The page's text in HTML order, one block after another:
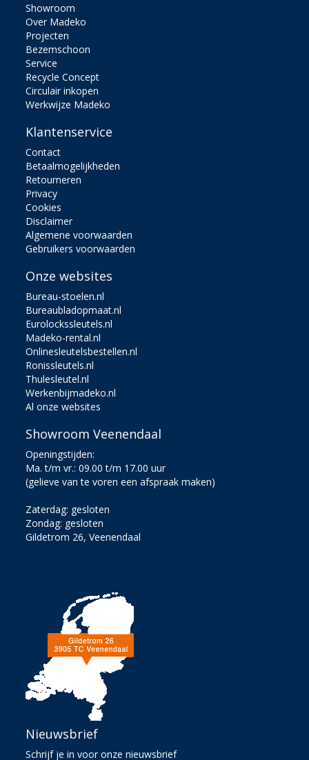
Showroom
Over Madeko
Projecten
Bezemschoon
Service
Recycle Concept
Circulair inkopen
Werkwijze Madeko
Klantenservice
Contact
Betaalmogelijkheden
Retourneren
Privacy
Cookies
Disclaimer
Algemene voorwaarden
Gebruikers voorwaarden
Onze websites
Bureau-stoelen.nl
Bureaubladopmaat.nl
Eurolockssleutels.nl
Madeko-rental.nl
Onlinesleutelsbestellen.nl
Ronissleutels.nl
Thulesleutel.nl
Werkenbijmadeko.nl
Al onze websites
Showroom Veenendaal
Openingstijden:
Ma. t/m vr.: 09.00 t/m 17.00 uur
(gelieve van te voren een afspraak maken)
Zaterdag: gesloten
Zondag: gesloten
Gildetrom 26, Veenendaal
Nieuwsbrief
Schrijf je in voor onze nieuwsbrief